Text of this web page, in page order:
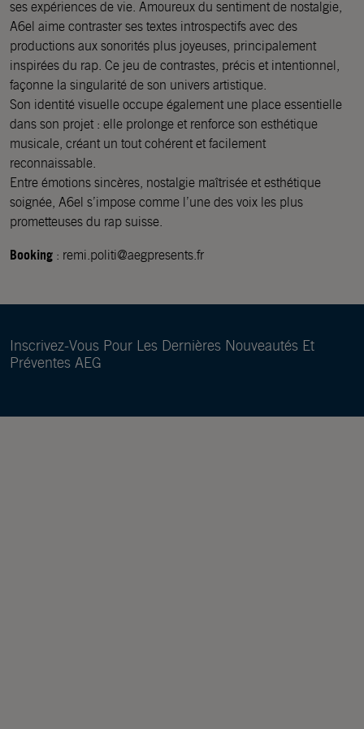
ses expériences de vie. Amoureux du sentiment de nostalgie,
A6el aime contraster ses textes introspectifs avec des
productions aux sonorités plus joyeuses, principalement
inspirées du rap. Ce jeu de contrastes, précis et intentionnel,
façonne la singularité de son univers artistique.
Son identité visuelle occupe également une place essentielle
dans son projet : elle prolonge et renforce son esthétique
musicale, créant un tout cohérent et facilement
reconnaissable.
Entre émotions sincères, nostalgie maîtrisée et esthétique
soignée, A6el s’impose comme l’une des voix les plus
prometteuses du rap suisse.
Booking : remi.politi@aegpresents.fr
Inscrivez-Vous Pour Les Dernières Nouveautés Et
Préventes AEG